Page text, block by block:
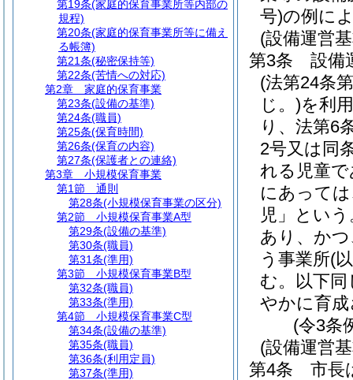
号)の例に
(設備運営
第3条
設備
(法第24条
じ。)を利
り、法第6
2号又は同
れる児童
にあって
児」という
あり、か
う事業所(
む。以下同
やかに育
(令3条
(設備運営
第4条
市長
第19条(家庭的保育事業所等内部の
規程)
第20条(家庭的保育事業所等に備え
る帳簿)
第21条(秘密保持等)
第22条(苦情への対応)
第2章
家庭的保育事業
第23条(設備の基準)
第24条(職員)
第25条(保育時間)
第26条(保育の内容)
第27条(保護者との連絡)
第3章
小規模保育事業
第1節
通則
第28条(小規模保育事業の区分)
第2節
小規模保育事業A型
第29条(設備の基準)
第30条(職員)
第31条(準用)
第3節
小規模保育事業B型
第32条(職員)
第33条(準用)
第4節
小規模保育事業C型
第34条(設備の基準)
第35条(職員)
第36条(利用定員)
第37条(準用)